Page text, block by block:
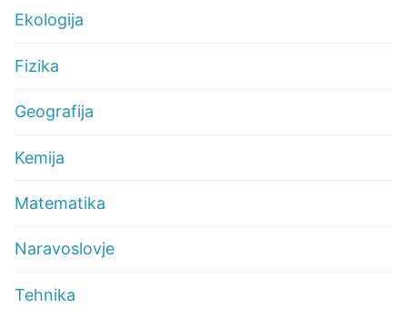
Ekologija
Fizika
Geografija
Kemija
Matematika
Naravoslovje
Tehnika